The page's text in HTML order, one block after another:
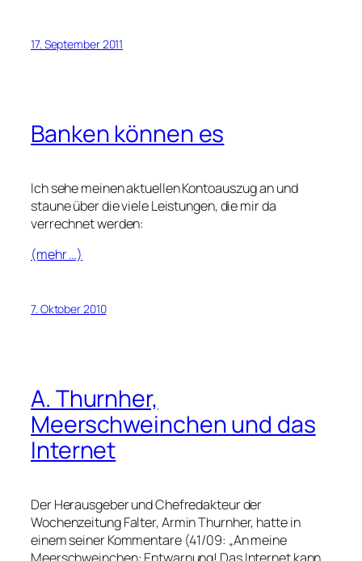
17. September 2011
Banken können es
Ich sehe meinen aktuellen Kontoauszug an und
staune über die viele Leistungen, die mir da
verrechnet werden:
(mehr …)
7. Oktober 2010
A. Thurnher,
Meerschweinchen und das
Internet
Der Herausgeber und Chefredakteur der
WochenzeitungFalter, Armin Thurnher, hatte in
einem seiner Kommentare (41/09: „An meine